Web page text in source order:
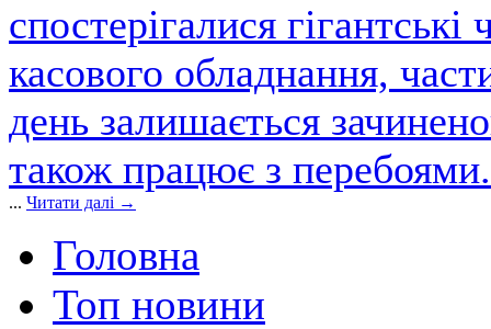
спостерігалися
касового обладнання,
день залишається
також працює з
... Читати далі →
Головна
Топ новини